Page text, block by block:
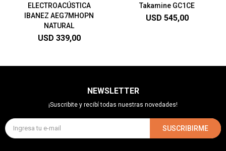
ELECTROACÚSTICA
IBANEZ AEG7MHOPN
NATURAL
USD 339,00
Takamine GC1CE
USD 545,00
NEWSLETTER
¡Suscribite y recibí todas nuestras novedades!
SUSCRIBIRME